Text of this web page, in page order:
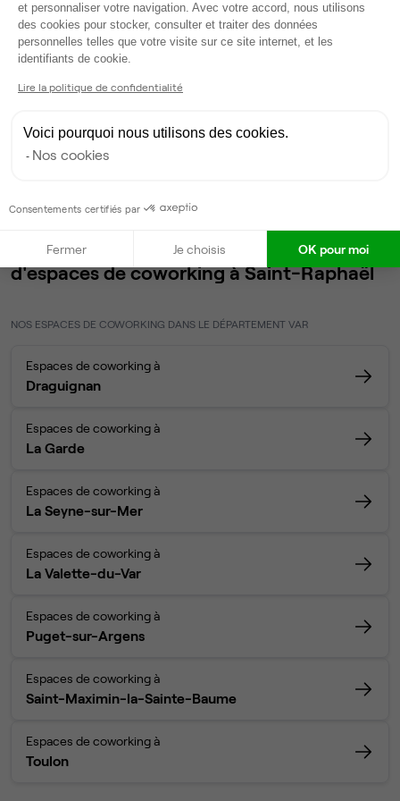
Accueil Location bureaux Saint-Raphaël
Saint-Raphaël
Espaces de coworking à
Saint-Raphaël (83700) : 1
Nos autres annonces de bureaux et
d'espaces de coworking à Saint-Raphaël
NOS ESPACES DE COWORKING DANS LE DÉPARTEMENT VAR
Espaces de coworking à
Draguignan
Espaces de coworking à
La Garde
Espaces de coworking à
La Seyne-sur-Mer
Espaces de coworking à
La Valette-du-Var
Espaces de coworking à
Puget-sur-Argens
Espaces de coworking à
Saint-Maximin-la-Sainte-Baume
Espaces de coworking à
Toulon
et personnaliser votre navigation. Avec votre accord, nous utilisons
des cookies pour stocker, consulter et traiter des données
personnelles telles que votre visite sur ce site internet, et les
identifiants de cookie.
Lire la politique de confidentialité
Voici pourquoi nous utilisons des cookies.
Nos cookies
Consentements certifiés par
Fermer Je choisis OK pour moi